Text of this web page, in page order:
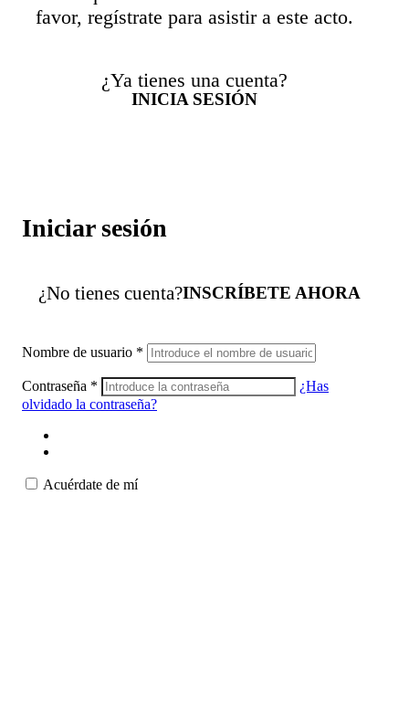
favor, regístrate para asistir a este acto.
¿Ya tienes una cuenta?
INICIA SESIÓN
Iniciar sesión
¿No tienes cuenta?INSCRÍBETE AHORA
Nombre de usuario *
Contraseña *
¿Has
olvidado la contraseña?
Acuérdate de mí